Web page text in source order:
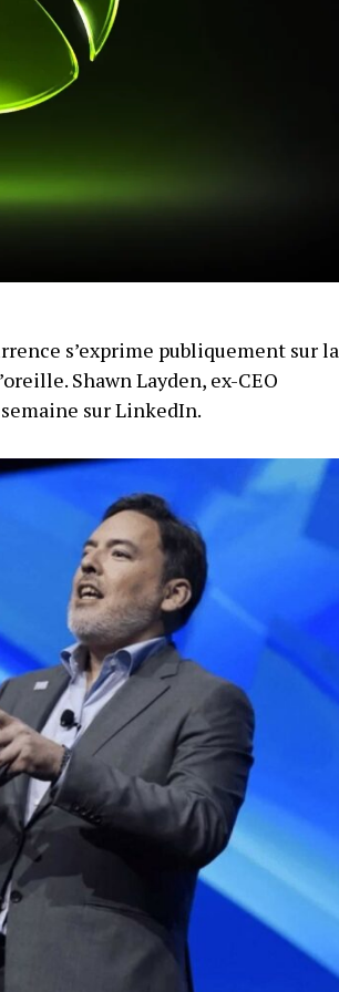
s’exprime publiquement sur la
Shawn Layden, ex-CEO
sur LinkedIn.